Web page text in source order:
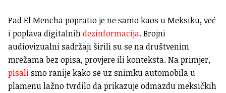
Pad El Mencha popratio je ne samo kaos u Meksiku, već
i poplava digitalnihdezinformacija.Brojni
audiovizualni sadržaji širili su se na društvenim
mrežama bez opisa, provjere ili konteksta.Na primjer,
pisalismo ranije kako se uz snimku automobila u
plamenu lažno tvrdilo da prikazuje odmazdu meksičkih